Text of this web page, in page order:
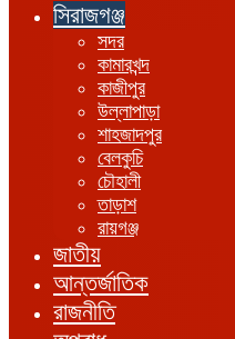
সিরাজগঞ্জ
সদর
কামারখন্দ
কাজীপুর
উল্লাপাড়া
শাহজাদপুর
বেলকুচি
চৌহালী
তাড়াশ
রায়গঞ্জ
জাতীয়
আন্তর্জাতিক
রাজনীতি